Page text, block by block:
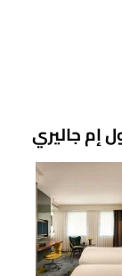
إم جاليري